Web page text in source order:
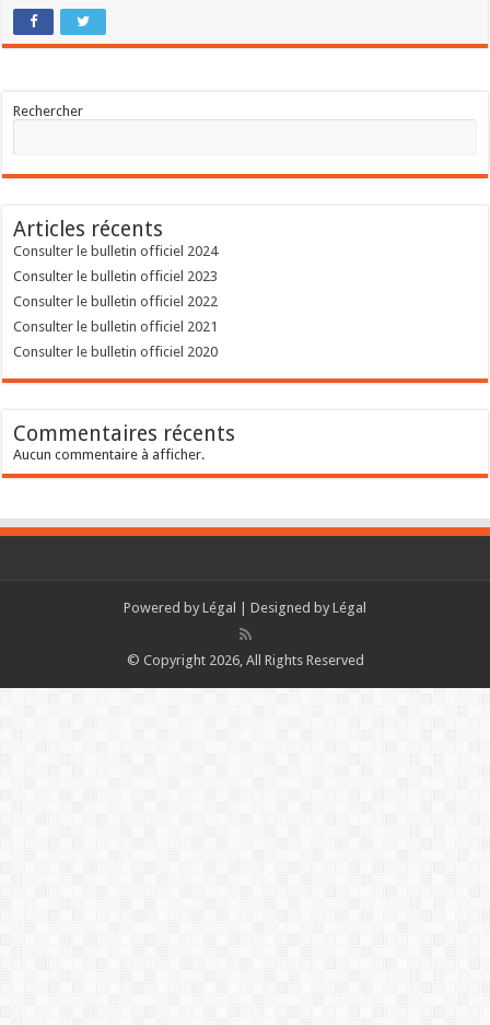
Rechercher
Articles récents
Consulter le bulletin officiel 2024
Consulter le bulletin officiel 2023
Consulter le bulletin officiel 2022
Consulter le bulletin officiel 2021
Consulter le bulletin officiel 2020
Commentaires récents
Aucun commentaire à afficher.
Powered by Légal | Designed by Légal
© Copyright 2026, All Rights Reserved